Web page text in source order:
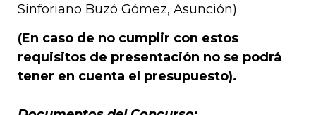
Sinforiano Buzó Gómez, Asunción)
(En caso de no cumplir con estos
requisitos de presentación no se podrá
tener en cuenta el presupuesto).